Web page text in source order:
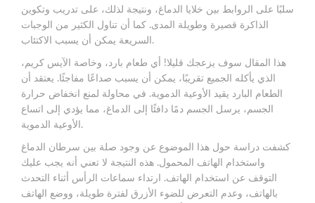
سلبًا على الروابط بين خلايا الدماغ، ونتيجة لذلك، على تدريب وتكوين
الذاكرة قصيرة وطويلة المدى. كما أن تناول الكثير من الوجبات
السريعة يمكن أن يسبب الاكتئاب.
هذا المقال سوف يزعجك قليلا! أي طعام بارد، وخاصة الآيس كريم،
الذي يأكله الجميع تقريبًا، يمكن أن يسبب صداعًا مفاجئًا. يعتقد أن
الطعام البارد يقيد الأوعية الدموية. في محاولة لمنع انخفاض حرارة
الجسم، يرسل الجسم دمًا دافئًا إلى الدماغ، مما يؤدي إلى اتساع
الأوعية الدموية.
كشفت دراسة حول هذا الموضوع عن وجود صلة بين سرطان الدماغ
واستخدام الهاتف المحمول. هذه النتيجة لا تعني أنه يجب عليك
التوقف عن استخدام الهاتف. ارتداء سماعات الرأس أثناء التحدث
بالهاتف، وعدم التعرض للضوء الأزرق لفترة طويلة، ووضع الهاتف